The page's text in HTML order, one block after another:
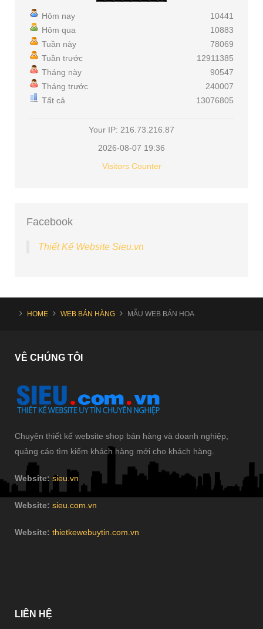
Hôm nay
Hôm qua
Tuần này
Tuần trước
Tháng này
Tháng trước
Tất cả
10441
10883
78069
12911385
90547
240007
13076805
Your IP: 216.73.216.87
2026-08-07 19:36
Visitors Counter
Facebook
Thiết Kế Website Sieu.vn
HOME WEB BÁN HÀNG MẪU WEB BÁN HOA
VÊ CHÚNG TÔI
Chuyên thiết kế website shop bán hàng và doanh nghiệp,
quảng cáo tìm kiếm khách hàng mới cho khách hàng.
Website: sieu.vn
Website: sieu.com.vn
Website: thietkewebuytin.com.vn
LIÊN HỆ